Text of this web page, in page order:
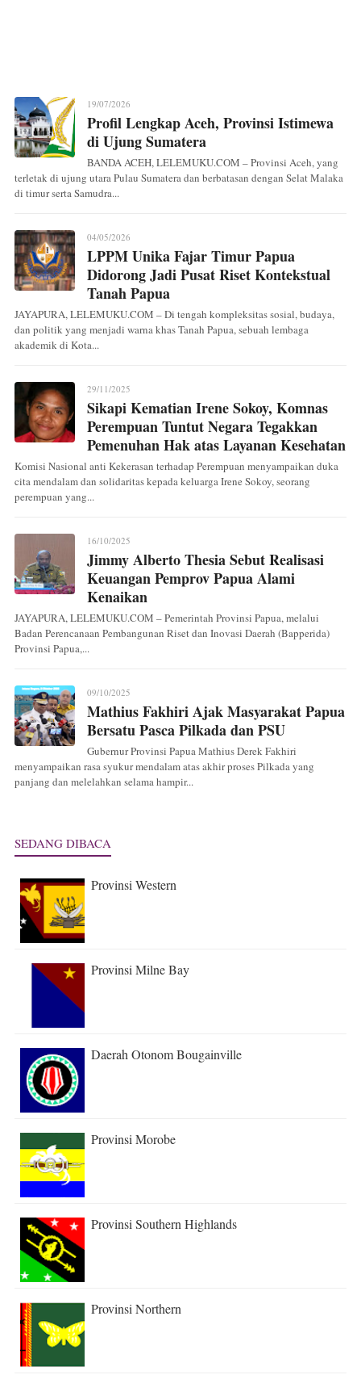
19/07/2026
Profil Lengkap Aceh, Provinsi Istimewa
di Ujung Sumatera
BANDA ACEH, LELEMUKU.COM – Provinsi Aceh, yang
terletak di ujung utara Pulau Sumatera dan berbatasan dengan Selat Malaka
di timur serta Samudra...
04/05/2026
LPPM Unika Fajar Timur Papua
Didorong Jadi Pusat Riset Kontekstual
Tanah Papua
JAYAPURA, LELEMUKU.COM – Di tengah kompleksitas sosial, budaya,
dan politik yang menjadi warna khas Tanah Papua, sebuah lembaga
akademik di Kota...
29/11/2025
Sikapi Kematian Irene Sokoy, Komnas
Perempuan Tuntut Negara Tegakkan
Pemenuhan Hak atas Layanan Kesehatan
Komisi Nasional anti Kekerasan terhadap Perempuan menyampaikan duka
cita mendalam dan solidaritas kepada keluarga Irene Sokoy, seorang
perempuan yang...
16/10/2025
Jimmy Alberto Thesia Sebut Realisasi
Keuangan Pemprov Papua Alami
Kenaikan
JAYAPURA, LELEMUKU.COM – Pemerintah Provinsi Papua, melalui
Badan Perencanaan Pembangunan Riset dan Inovasi Daerah (Bapperida)
Provinsi Papua,...
09/10/2025
Mathius Fakhiri Ajak Masyarakat Papua
Bersatu Pasca Pilkada dan PSU
Gubernur Provinsi Papua Mathius Derek Fakhiri
menyampaikan rasa syukur mendalam atas akhir proses Pilkada yang
panjang dan melelahkan selama hampir...
SEDANG DIBACA
Provinsi Western
Provinsi Milne Bay
Daerah Otonom Bougainville
Provinsi Morobe
Provinsi Southern Highlands
Provinsi Northern